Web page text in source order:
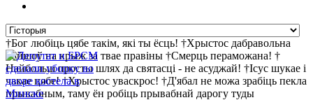
†Бог любіць цябе такім, які ты ёсць! †Хрыстос дабравольна
пайшоў на крыж за твае правіны †Смерць пераможана! †
Найбольш просты шлях да святасці - не асуджай! †Ісус шукае і
чакае цябе! †Хрыстос уваскрос! †Д'ябал не можа зрабіць пекла
прывабным, таму ён робіць прывабнай дарогу туды